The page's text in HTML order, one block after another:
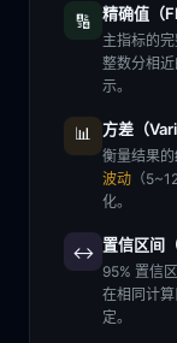
🔢 精确值（
主指标的
整数分相
示。
📊 方差（
衡量结果的
波动 （
化。
↔️ 置信区间
95% 置信
在相同计
定。